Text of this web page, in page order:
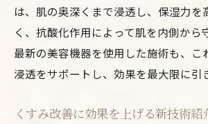
は、肌の奥深くまで浸透し、保湿力を
く、抗酸化作用によって肌を内側から
最新の美容機器を使用した施術も、こ
浸透をサポートし、効果を最大限に引
くすみ改善に効果を上げる新技術紹